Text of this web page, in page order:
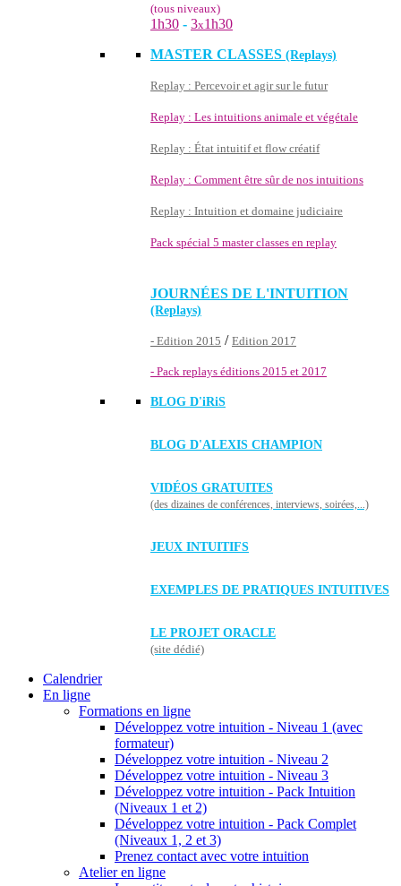
(tous niveaux)
1h30 - 3x1h30
MASTER CLASSES (Replays)
Replay : Percevoir et agir sur le futur
Replay : Les intuitions animale et végétale
Replay : État intuitif et flow créatif
Replay : Comment être sûr de nos intuitions
Replay : Intuition et domaine judiciaire
Pack spécial 5 master classes en replay
JOURNÉES DE L'INTUITION
(Replays)
- Edition 2015 / Edition 2017
- Pack replays éditions 2015 et 2017
BLOG D'iRiS
BLOG D'ALEXIS CHAMPION
VIDÉOS GRATUITES
(des dizaines de conférences, interviews, soirées,...)
JEUX INTUITIFS
EXEMPLES DE PRATIQUES INTUITIVES
LE PROJET ORACLE
(site dédié)
Calendrier
En ligne
Formations en ligne
Développez votre intuition - Niveau 1 (avec
formateur)
Développez votre intuition - Niveau 2
Développez votre intuition - Niveau 3
Développez votre intuition - Pack Intuition
(Niveaux 1 et 2)
Développez votre intuition - Pack Complet
(Niveaux 1, 2 et 3)
Prenez contact avec votre intuition
Atelier en ligne